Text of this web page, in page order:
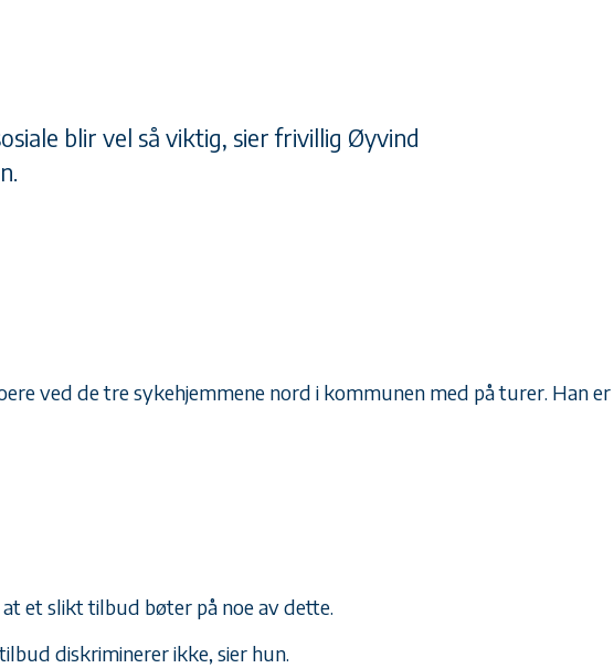
blir vel så viktig, sier frivillig Øyvind
ved de tre sykehjemmene nord i kommunen med på turer. Han er
et slikt tilbud bøter på noe av dette.
diskriminerer ikke, sier hun.